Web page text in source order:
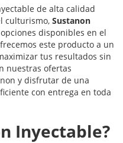
de alta calidad
culturismo, Sustanon
disponibles en el
este producto a un
tus resultados sin
nuestras ofertas
y disfrutar de una
con entrega en toda
Inyectable?